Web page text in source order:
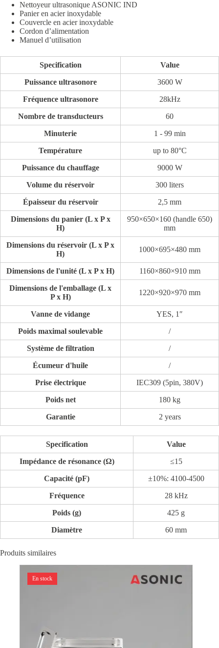
Nettoyeur ultrasonique ASONIC IND
Panier en acier inoxydable
Couvercle en acier inoxydable
Cordon d’alimentation
Manuel d’utilisation
Specification Value
Puissance ultrasonore 3600 W
Fréquence ultrasonore 28kHz
Nombre de transducteurs 60
Minuterie 1 - 99 min
Température up to 80°C
Puissance du chauffage 9000 W
Volume du réservoir 300 liters
Épaisseur du réservoir 2,5 mm
Dimensions du panier (L x P x
H)
950×650×160 (handle 650)
mm
Dimensions du réservoir (L x P x
H)
1000×695×480 mm
Dimensions de l'unité (L x P x H) 1160×860×910 mm
Dimensions de l'emballage (L x
P x H)
1220×920×970 mm
Vanne de vidange YES, 1″
Poids maximal soulevable /
Système de filtration /
Écumeur d'huile /
Prise électrique IEC309 (5pin, 380V)
Poids net 180 kg
Garantie 2 years
Specification Value
Impédance de résonance (Ω) ≤15
Capacité (pF) ±10%: 4100-4500
Fréquence 28 kHz
Poids (g) 425 g
Diamètre 60 mm
Produits similaires
En stock